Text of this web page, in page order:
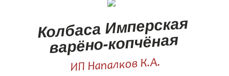
Колбаса Имперская
варёно-копчёная
ИП Напалков К.А.